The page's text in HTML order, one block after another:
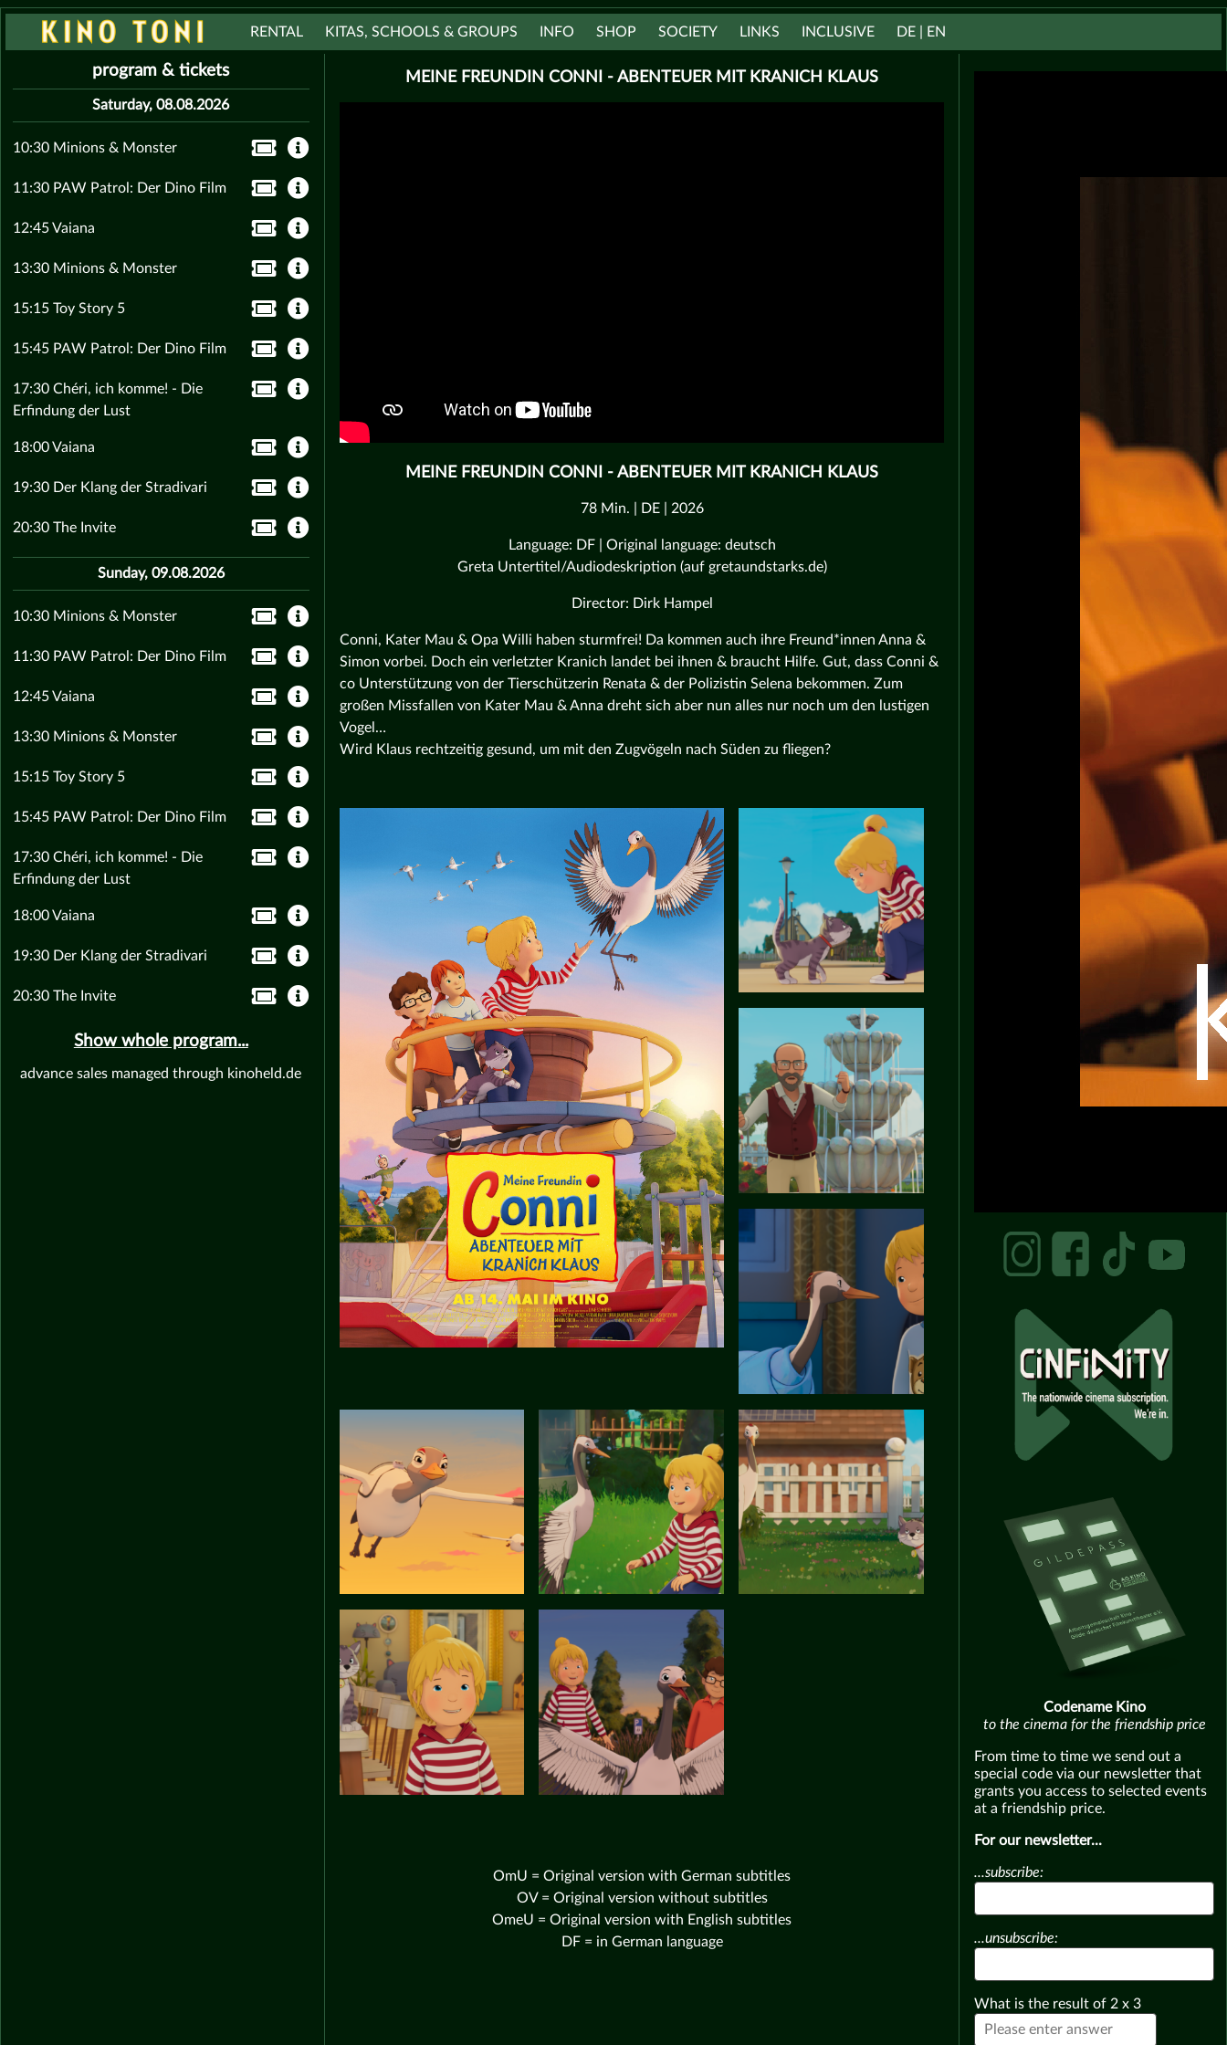
RENTAL KITAS, SCHOOLS & GROUPS INFO SHOP SOCIETY LINKS INCLUSIVE DE | EN
MEINE FREUNDIN CONNI - ABENTEUER MIT KRANICH KLAUS
MEINE FREUNDIN CONNI - ABENTEUER MIT KRANICH KLAUS
78 Min. | DE | 2026
Language: DF | Original language: deutsch
Greta Untertitel/Audiodeskription (auf gretaundstarks.de)
Director: Dirk Hampel
Conni, Kater Mau & Opa Willi haben sturmfrei! Da kommen auch ihre Freund*innen Anna &
Simon vorbei. Doch ein verletzter Kranich landet bei ihnen & braucht Hilfe. Gut, dass Conni &
co Unterstützung von der Tierschützerin Renata & der Polizistin Selena bekommen. Zum
großen Missfallen von Kater Mau & Anna dreht sich aber nun alles nur noch um den lustigen
Vogel…
Wird Klaus rechtzeitig gesund, um mit den Zugvögeln nach Süden zu fliegen?
OmU = Original version with German subtitles
OV = Original version without subtitles
OmeU = Original version with English subtitles
DF = in German language
program & tickets
Saturday, 08.08.2026
10:30 Minions & Monster
11:30 PAW Patrol: Der Dino Film
12:45 Vaiana
13:30 Minions & Monster
15:15 Toy Story 5
15:45 PAW Patrol: Der Dino Film
17:30 Chéri, ich komme! - Die
Erfindung der Lust
18:00 Vaiana
19:30 Der Klang der Stradivari
20:30 The Invite
Sunday, 09.08.2026
10:30 Minions & Monster
11:30 PAW Patrol: Der Dino Film
12:45 Vaiana
13:30 Minions & Monster
15:15 Toy Story 5
15:45 PAW Patrol: Der Dino Film
17:30 Chéri, ich komme! - Die
Erfindung der Lust
18:00 Vaiana
19:30 Der Klang der Stradivari
20:30 The Invite
Show whole program...
advance sales managed through kinoheld.de
Codename Kino
to the cinema for the friendship price
From time to time we send out a
special code via our newsletter that
grants you access to selected events
at a friendship price.
For our newsletter...
...subscribe:
...unsubscribe:
What is the result of 2 x 3